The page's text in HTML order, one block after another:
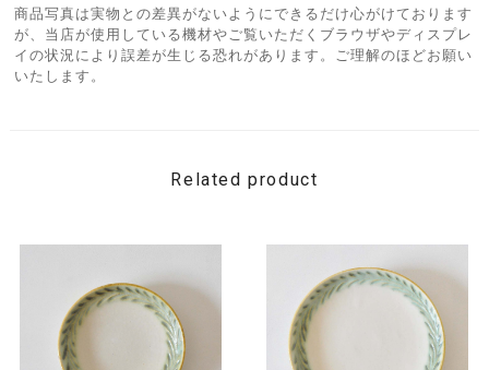
商品写真は実物との差異がないようにできるだけ心がけております
が、当店が使用している機材やご覧いただくブラウザやディスプレ
イの状況により誤差が生じる恐れがあります。ご理解のほどお願い
いたします。
Related product